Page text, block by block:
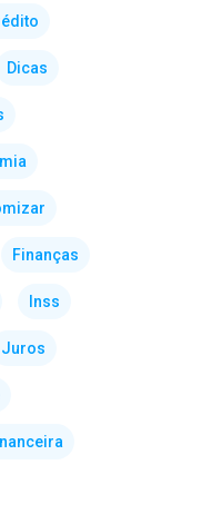
Dicas
Finanças
Inss
Juros